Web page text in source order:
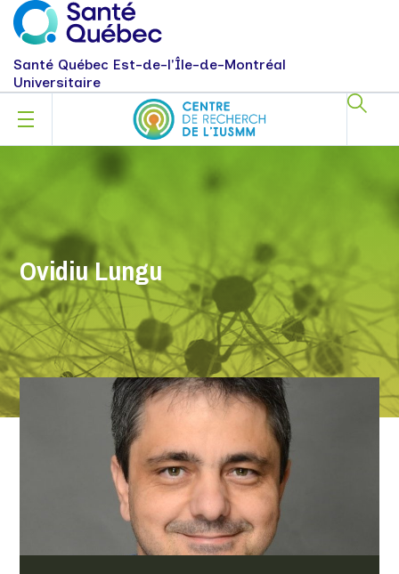
Santé Québec Est-de-l'Île-de-Montréal
Universitaire
Ovidiu Lungu
OVIDIU LUNGU